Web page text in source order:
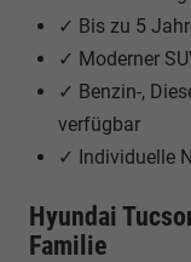
✓ Bis zu 5
✓ Moderner
✓ Benzin-,
verfügbar
✓ Individuelle
Hyundai
Familie